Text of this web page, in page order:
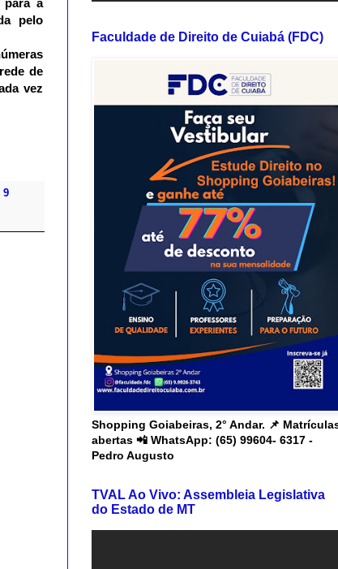
para a
pelo
de
vez
9
Faculdade de Direito de Cuiabá (FDC)
Shopping Goiabeiras, 2° Andar. 📌
abertas 📲 WhatsApp: (65) 99604- 6317 -
Pedro Augusto
TVAL Ao Vivo: Assembleia Legislativa
do Estado de MT